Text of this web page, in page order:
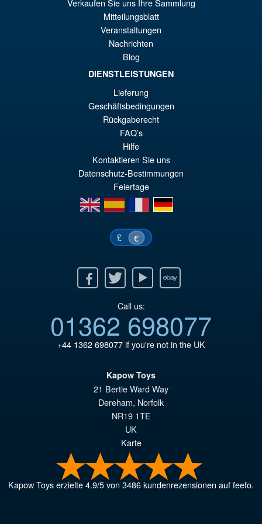
S.H. Figuarts Dragon Ball Z
Super Saiyan Son Goku (
Legendary ) Reissue
VORBESTELLUNGEN
Verkaufen Sie uns Ihre Sammlung
Mitteilungsblatt
Veranstaltungen
Nachrichten
Blog
DIENSTLEISTUNGEN
Lieferung
Geschäftsbedingungen
Rückgaberecht
FAQ’s
Hilfe
Kontaktieren Sie uns
Datenschutz-Bestimmungen
Feiertage
en
es fr de
£ €
Twitter Youtube Ebay
Call us:
01362 698077
+44 1362 698077if you're not in the UK
Kapow Toys
21 Bertie Ward Way
Dereham, Norfolk
NR19 1TE
UK
Karte
Kapow Toyserzielte4.9/5von3486kundenrezensionen auf feefo.